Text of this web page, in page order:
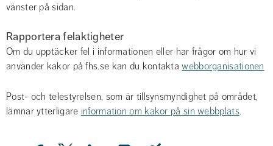
vänster på sidan.
Rapportera felaktigheter
Om du upptäcker fel i informationen eller har frågor om hur vi
använder kakor på fhs.se kan du kontakta webborganisationen
Post- och telestyrelsen, som är tillsynsmyndighet på området,
lämnar ytterligare information om kakor på sin webbplats.